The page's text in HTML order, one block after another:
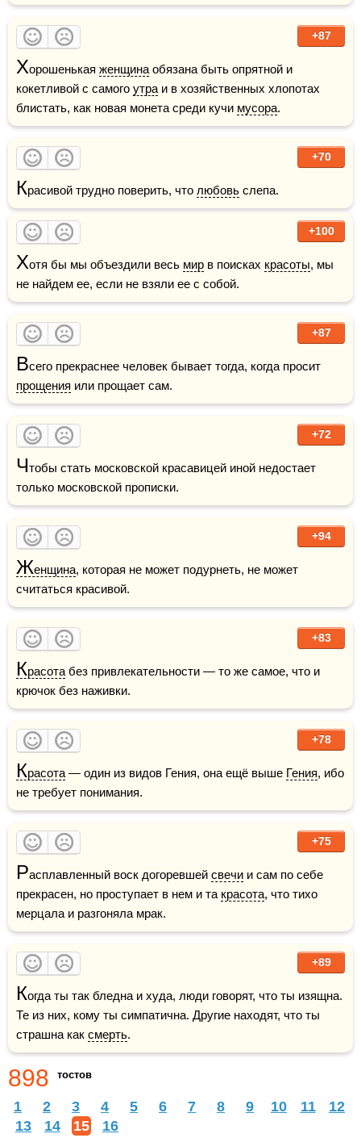
+87
Хорошенькая женщина обязана быть опрятной и
кокетливой с самого утра и в хозяйственных хлопотах
блистать, как новая монета среди кучи мусора.
+70
Красивой трудно поверить, что любовь слепа.
+100
Хотя бы мы объездили весь мир в поисках красоты, мы
не найдем ее, если не взяли ее с собой.
+87
В
прощения или прощает сам.
+72
Чтобы стать московской красавицей иной недостает
только московской прописки.
+94
Женщина, которая не может подурнеть, не может
считаться красивой.
+83
Красота без привлекательности — то же самое, что и
крючок без наживки.
+78
Красота — один из видов Гения, она ещё выше Гения, ибо
не требует понимания.
+75
Расплавленный воск догоревшей свечи и сам по себе
прекрасен, но проступает в нем и та красота, что тихо
мерцала и разгоняла мрак.
+89
Когда ты так бледна и худа, люди говорят, что ты изящна.
Те из них, кому ты симпатична. Другие находят, что ты
страшна как смерть.
898 тостов
1 2 3 4 5 6 7 8 9 10 11
12
13
14 15 16